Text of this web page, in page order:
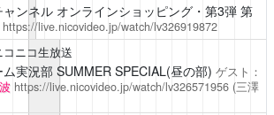
ンネルオンラインショッピング・第3弾 第
https://live.nicovideo.jp/watch/lv326919872
コニコ生放送
実況部SUMMER SPECIAL(昼の部) ゲスト：
https://live.nicovideo.jp/watch/lv326571956 (三澤